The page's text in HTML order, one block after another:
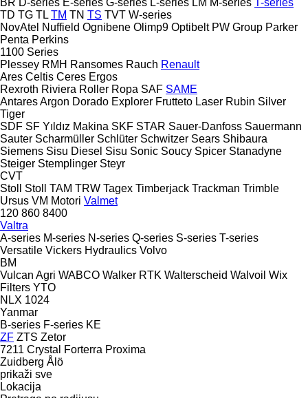
TD TG TL TM TN TS TVT W-series
NovAtel Nuffield Ognibene Olimp9 Optibelt PW Group Parker
Penta Perkins
1100 Series
Plessey RMH Ransomes Rauch Renault
Ares Celtis Ceres Ergos
Rexroth Riviera Roller Ropa SAF SAME
AntaresArgon Dorado Explorer Frutteto Laser Rubin Silver
Tiger
SDF SF Yıldız Makina SKF STAR Sauer-Danfoss Sauermann
Sauter Scharmüller Schlüter Schwitzer Sears Shibaura
Siemens Sisu Diesel Sisu Sonic Soucy Spicer Stanadyne
Steiger Stemplinger Steyr
CVT
Stoll
Stoll TAM TRW Tagex Timberjack Trackman Trimble
Ursus VM Motori Valmet
120 860 8400
Valtra
A-series M-series N-series Q-series S-series T-series
Versatile Vickers Hydraulics Volvo
BM
Vulcan Agri WABCO Walker RTK Walterscheid Walvoil Wix
Filters YTO
NLX 1024
Yanmar
B-series F-series KE
ZF ZTS Zetor
7211 Crystal Forterra Proxima
Zuidberg Ålö
prikaži sve
Lokacija